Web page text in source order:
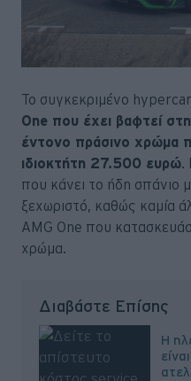
Το συγκεκριμένο hypercar
One που έχει βαφτεί
έντονο πράσινο χρώμα
ιδιοκτήτη 27.500 ευρώ.
που κάνει το ήδη σπάνιο
ξεχωριστό, καθώς καμία
AMG One που
χρώμα.
Διαβάστε Επίσης
Η